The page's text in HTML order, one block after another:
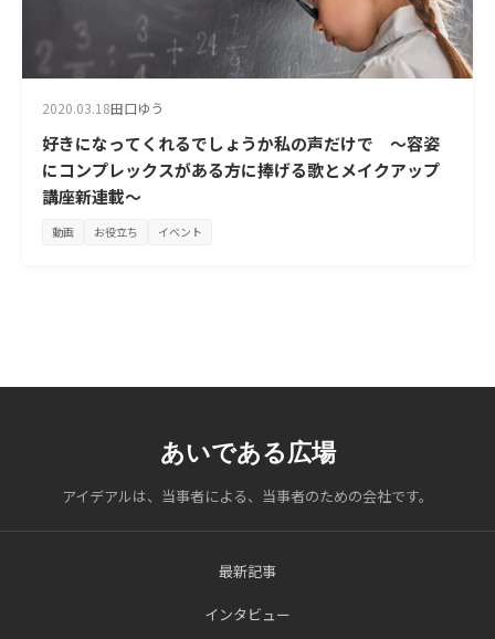
2020.03.18田口ゆう
好きになってくれるでしょうか私の声だけで ～容姿
にコンプレックスがある方に捧げる歌とメイクアップ
講座新連載～
動画 お役立ち イベント
あいである広場
アイデアルは、当事者による、当事者のための会社です。
最新記事
インタビュー